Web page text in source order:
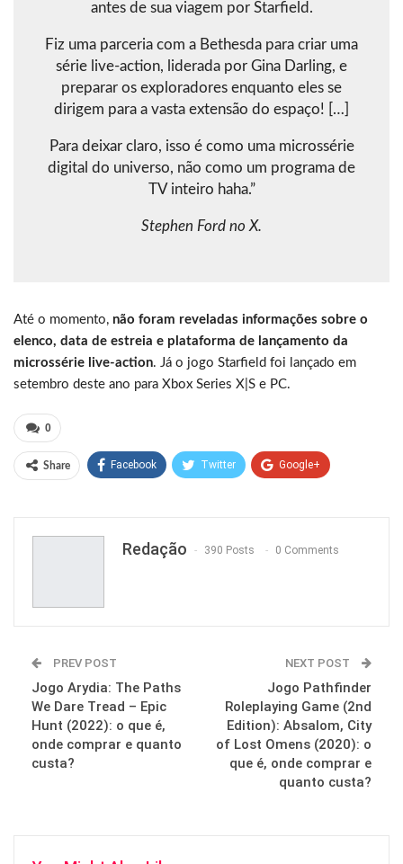
antes de sua viagem por Starfield.
Fiz uma parceria com a Bethesda para criar uma
série live-action, liderada por Gina Darling, e
preparar os exploradores enquanto eles se
dirigem para a vasta extensão do espaço! […]
Para deixar claro, isso é como uma microssérie
digital do universo, não como um programa de
TV inteiro haha.”
Stephen Ford no X.
Até o momento, não foram reveladas informações sobre o
elenco, data de estreia e plataforma de lançamento da
microssérie live-action. Já o jogo Starfield foi lançado em
setembro deste ano para Xbox Series X|S e PC.
0
Share Facebook Twitter Google+
Email
Redação 390 Posts 0 Comments
PREV POST
Jogo Arydia: The Paths
We Dare Tread – Epic
Hunt (2022): o que é,
onde comprar e quanto
custa?
NEXT POST
Jogo Pathfinder
Roleplaying Game (2nd
Edition): Absalom, City
of Lost Omens (2020): o
que é, onde comprar e
quanto custa?